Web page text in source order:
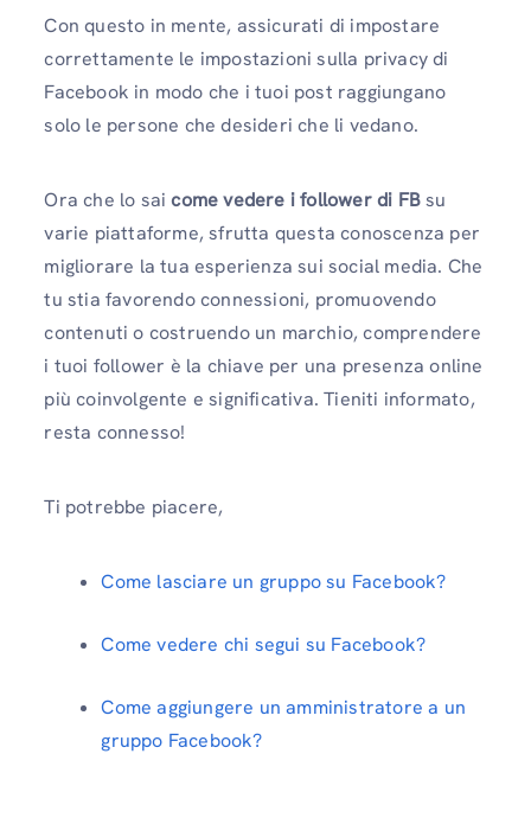
Con questo in mente, assicurati di impostare
correttamente le impostazioni sulla privacy di
Facebook in modo che i tuoi post raggiungano
solo le persone che desideri che li vedano.
Ora che lo saicome vedere i follower di FBsu
varie piattaforme, sfrutta questa conoscenza per
migliorare la tua esperienza sui social media. Che
tu stia favorendo connessioni, promuovendo
contenuti o costruendo un marchio, comprendere
i tuoi follower è la chiave per una presenza online
più coinvolgente e significativa. Tieniti informato,
resta connesso!
Ti potrebbe piacere,
Come lasciare un gruppo su Facebook?
Come vedere chi segui su Facebook?
Come aggiungere un amministratore a un
gruppo Facebook?